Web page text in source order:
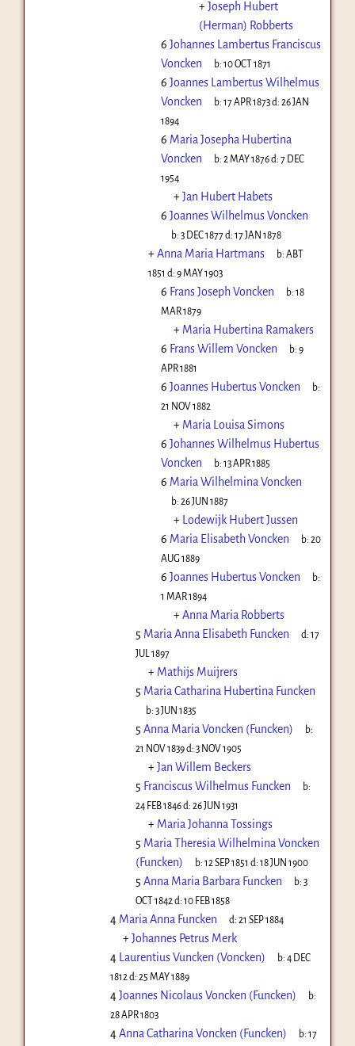
+Joseph Hubert
(Herman) Robberts
6 Johannes Lambertus Franciscus
Voncken
b:10 OCT 1871
6 Joannes Lambertus Wilhelmus
Voncken
b:17 APR 1873d:26 JAN
1894
6 Maria Josepha Hubertina
Voncken
b:2 MAY 1876d:7 DEC
1954
+Jan Hubert Habets
6 Joannes Wilhelmus Voncken
b:3 DEC 1877d:17 JAN 1878
+Anna Maria Hartmans b:ABT
1851 d: 9 MAY 1903
6 Frans Joseph Voncken b:18
MAR 1879
+ Maria Hubertina Ramakers
6 Frans Willem Voncken b:9
APR 1881
6 Joannes Hubertus Voncken
b:
21 NOV 1882
+ Maria Louisa Simons
6 Johannes Wilhelmus Hubertus
Voncken
b:13 APR 1885
6 Maria Wilhelmina Voncken
b:26 JUN 1887
+ Lodewijk Hubert Jussen
6 Maria Elisabeth Voncken b:20
AUG 1889
6 Joannes Hubertus Voncken
b:
1 MAR 1894
+Anna Maria Robberts
5 Maria Anna Elisabeth Funcken d:17
JUL 1897
+ Mathijs Muijrers
5 Maria Catharina Hubertina Funcken
b:3 JUN 1835
5 Anna Maria Voncken (Funcken)
b:
21 NOV 1839d: 3 NOV 1905
+Jan Willem Beckers
5 Franciscus Wilhelmus Funcken
b:
24 FEB 1846d: 26 JUN 1931
+ Maria Johanna Tossings
5 Maria Theresia Wilhelmina Voncken
(Funcken)
b:12 SEP 1851 d:18 JUN 1900
5 Anna Maria Barbara Funcken b:3
OCT 1842 d: 10 FEB 1858
4 Maria Anna Funcken d:21 SEP 1884
+Johannes Petrus Merk
4 Laurentius Vuncken (Voncken) b:4 DEC
1812 d: 25 MAY 1889
4Joannes Nicolaus Voncken (Funcken)
b:
28 APR 1803
4Anna Catharina Voncken (Funcken) b:17